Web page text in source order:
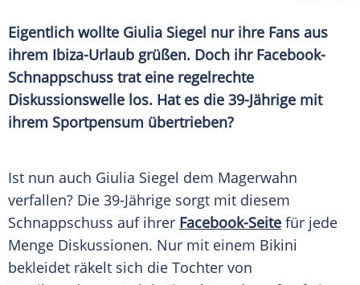
Eigentlich wollte Giulia Siegel nur ihre Fans aus
ihrem Ibiza-Urlaub grüßen. Doch ihr Facebook-
Schnappschuss trat eine regelrechte
Diskussionswelle los. Hat es die 39-Jährige mit
ihrem Sportpensum übertrieben?
Ist nun auch Giulia Siegel dem Magerwahn
verfallen? Die 39-Jährige sorgt mit diesem
Schnappschuss auf ihrer Facebook-Seite für jede
Menge Diskussionen. Nur mit einem Bikini
bekleidet räkelt sich die Tochter von